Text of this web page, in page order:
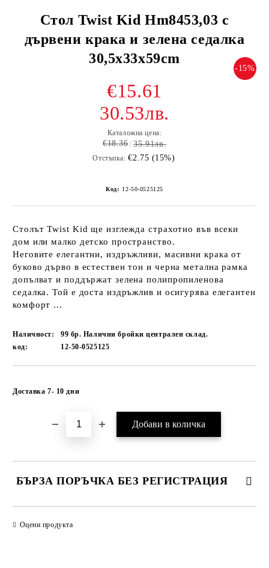
Стол Twist Kid Hm8453,03 с
дървени крака и зелена седалка
30,5x33x59cm
-15%
€15.61
30.53лв.
Каталожна цена:
€18.36 35.91лв.
Отстъпка: €2.75 (15%)
Код: 12-50-0525125
Столът Twist Kid ще изглежда страхотно във всеки
дом или малко детско пространство.
Неговите елегантни, издръжливи, масивни крака от
буково дърво в естествен тон и черна метална рамка
допълват и поддържат зелена полипропиленова
седалка. Той е доста издръжлив и осигурява елегантен
комфорт ...
Наличност:
99 бр. Налични бройки централен склад.
код:
12-50-0525125
Доставка 7- 10 дни
БЪРЗА ПОРЪЧКА БЕЗ РЕГИСТРАЦИЯ
Оцени продукта